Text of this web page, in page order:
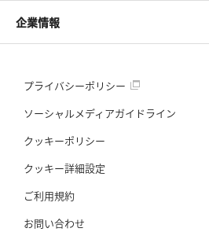
企業情報
プライバシーポリシー
ソーシャルメディアガイドライン
クッキーポリシー
クッキー詳細設定
ご利用規約
お問い合わせ